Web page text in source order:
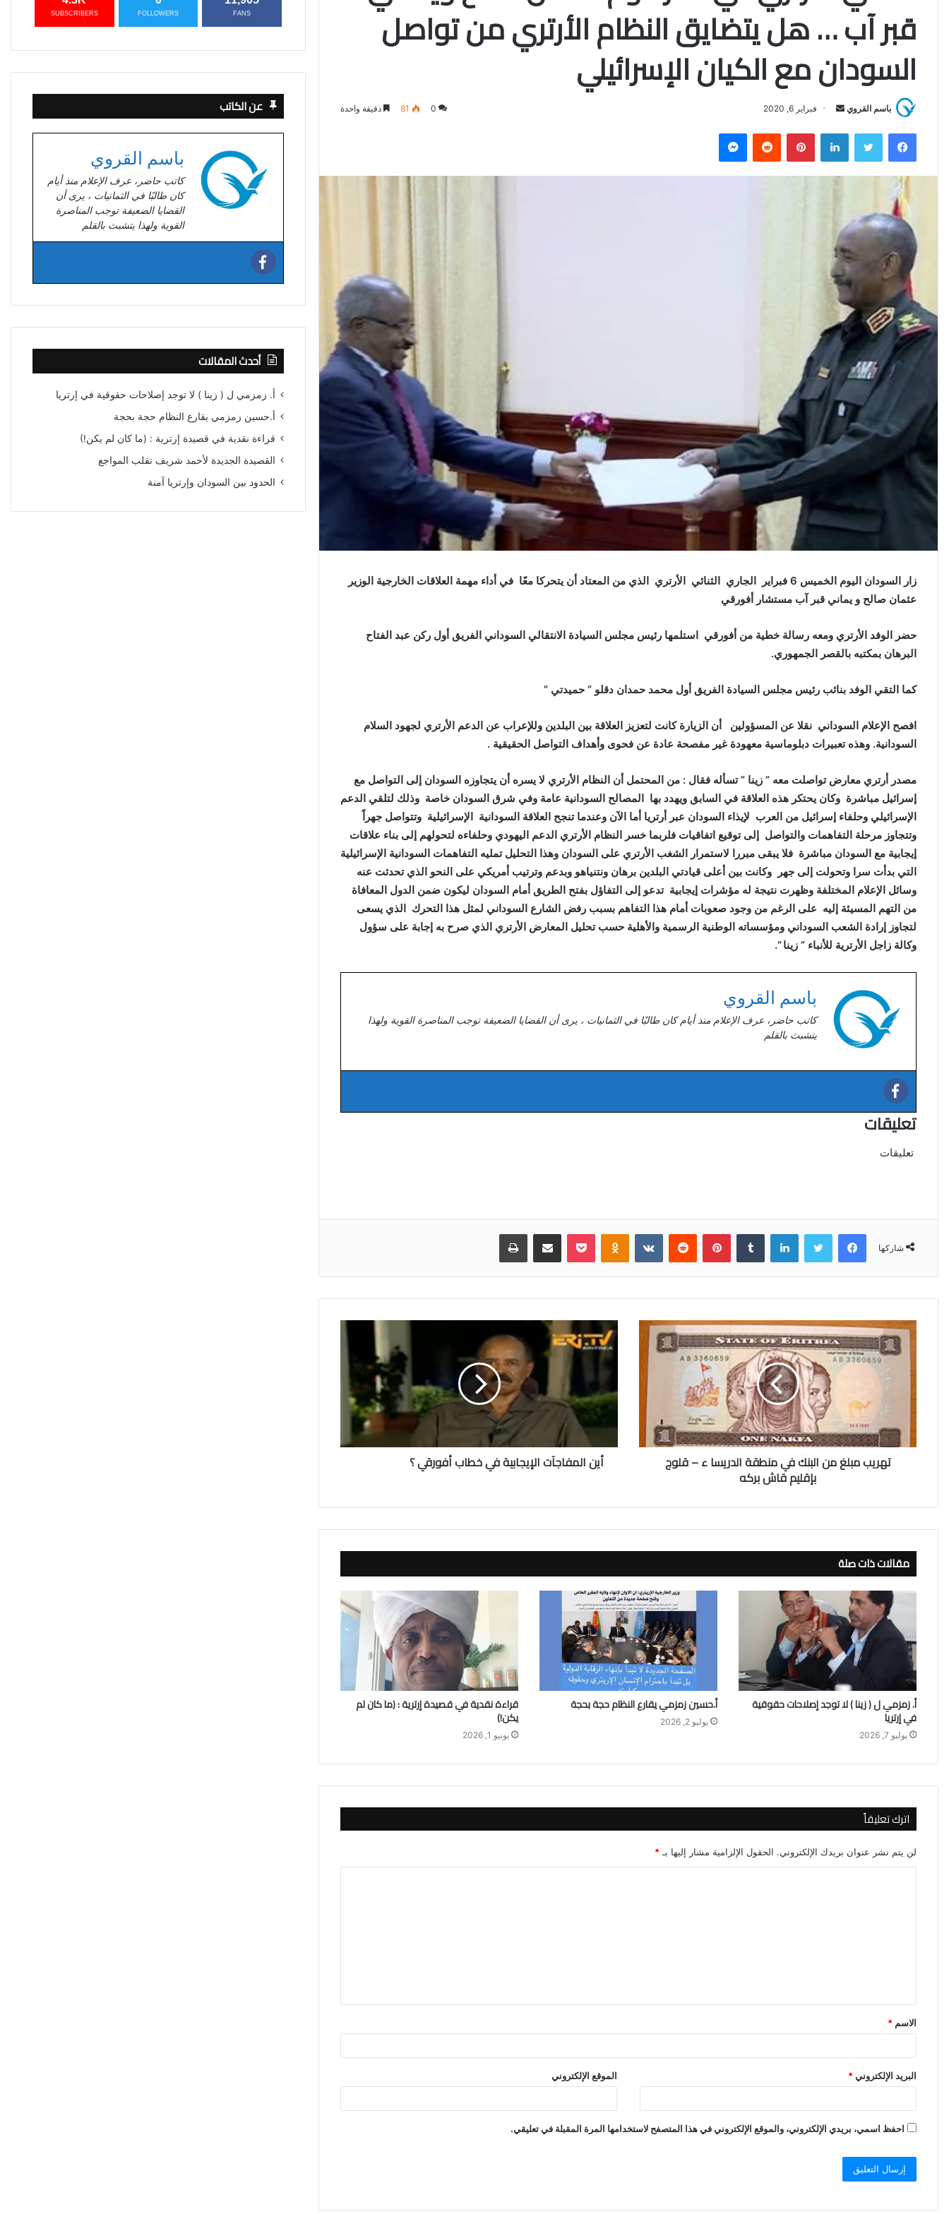
قبر آب … هل يتضايق النظام الأرتري من تواصل
السودان مع الكيان الإسرائيلي
باسم القروي
س
ب
ا
إ
ل
ت
ر
فبراير 6, 2020 0
81 دقيقة واحدة
فيسبوك لينكدإن بينتيريست
زار السودان اليوم الخميس 6 فبراير الجاري الثنائي الأرتري الذي من المعتاد أن يتحركا معًا في أداء مهمة العلاقات الخارجية الوزير
عثمان صالح و يماني قبر آب مستشار أفورقي
حضر الوفد الأرتري ومعه رسالة خطية من أفورقي استلمها رئيس مجلس السيادة الانتقالي السوداني الفريق أول ركن عبد الفتاح
البرهان بمكتبه بالقصر الجمهوري.
كما التقي الوفد بنائب رئيس مجلس السيادة الفريق أول محمد حمدان دقلو ” حميدتي ”
افصح الإعلام السوداني نقلا عن المسؤولين أن الزيارة كانت لتعزيز العلاقة بين البلدين وللإعراب عن الدعم الأرتري لجهود السلام
السودانية. وهذه تعبيرات دبلوماسية معهودة غير مفصحة عادة عن فحوى وأهداف التواصل الحقيقية .
مصدر أرتري معارض تواصلت معه ” زينا ” تسأله فقال : من المحتمل أن النظام الأرتري لا يسره أن يتجاوزه السودان إلى التواصل مع
إسرائيل مباشرة وكان يحتكر هذه العلاقة في السابق ويهدد بها المصالح السودانية عامة وفي شرق السودان خاصة وذلك لتلقي الدعم
الإسرائيلي وحلفاء إسرائيل من العرب لإيذاء السودان عبر أرتريا أما الآن وعندما تنجح العلاقة السودانية الإسرائيلية وتتواصل جهراً
وتتجاوز مرحلة التفاهمات والتواصل إلى توقيع اتفاقيات فلربما خسر النظام الأرتري الدعم اليهودي وحلفاءه لتحولهم إلى بناء علاقات
إيجابية مع السودان مباشرة فلا يبقى مبررا لاستمرار الشغب الأرتري على السودان وهذا التحليل تمليه التفاهمات السودانية الإسرائيلية
التي بدأت سرا وتحولت إلى جهر وكانت بين أعلى قيادتي البلدين برهان ونتنياهو وبدعم وترتيب أمريكي على النحو الذي تحدثت عنه
وسائل الإعلام المختلفة وظهرت نتيجة له مؤشرات إيجابية تدعو إلى التفاؤل بفتح الطريق أمام السودان ليكون ضمن الدول المعافاة
من التهم المسيئة إليه على الرغم من وجود صعوبات أمام هذا التفاهم بسبب رفض الشارع السوداني لمثل هذا التحرك الذي يسعى
لتجاوز إرادة الشعب السوداني ومؤسساته الوطنية الرسمية والأهلية حسب تحليل المعارض الأرتري الذي صرح به إجابة على سؤول
وكالة زاجل الأرترية للأنباء ” زينا “.
باسم القروي
كاتب حاضر، عرف الإعلام منذ أيام كان طالبًا في الثمانيات ، يرى أن القضايا الضعيفة توجب المناصرة القوية ولهذا
يتشبث بالقلم
تعليقات
تعليقات
شاركها
فيسبوك لينكدإن بينتيريست بوكيت
تهريب مبلغ من البنك في منطقة الدريسا ء – قلوج
بإقليم قاش بركه
أين المفاجآت الإيجابية في خطاب أفورقي ؟
مقالات ذات صلة
أ. زمزمي ل ( زينا ) لا توجد إصلاحات حقوقية
في إرتريا
يوليو 7, 2026
أ.حسين زمزمي يقارع النظام حجة بحجة
يوليو 2, 2026
قراءة نقدية في قصيدة إرترية : (ما كان لم
يكن!)
يونيو 1, 2026
اترك تعليقاً
لن يتم نشر عنوان بريدك الإلكتروني. الحقول الإلزامية مشار إليها بـ *
ق
*
الاسم *
البريد الإلكتروني* الموقع الإلكتروني
احفظ اسمي، بريدي الإلكتروني، والموقع الإلكتروني في هذا المتصفح لاستخدامها المرة المقبلة في تعليقي.
FANS
FOLLOWERS
SUBSCRIBERS
عن الكاتب
باسم القروي
كاتب حاضر، عرف الإعلام منذ أيام
كان طالبًا في الثمانيات ، يرى أن
القضايا الضعيفة توجب المناصرة
القوية ولهذا يتشبث بالقلم
أحدث المقالات
أ. زمزمي ل ( زينا ) لا توجد إصلاحات حقوقية في إرتريا
أ.حسين زمزمي يقارع النظام حجة بحجة
قراءة نقدية في قصيدة إرترية : (ما كان لم يكن!)
القصيدة الجديدة لأحمد شريف تقلب المواجع
الحدود بين السودان وإرتريا آمنة